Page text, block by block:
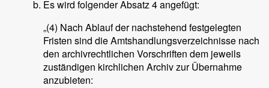
Es wird folgender Absatz 4 angefügt:
„(4) Nach Ablauf der nachstehend festgelegten
Fristen sind die Amtshandlungsverzeichnisse nach
den archivrechtlichen Vorschriften dem jeweils
zuständigen kirchlichen Archiv zur Übernahme
anzubieten: